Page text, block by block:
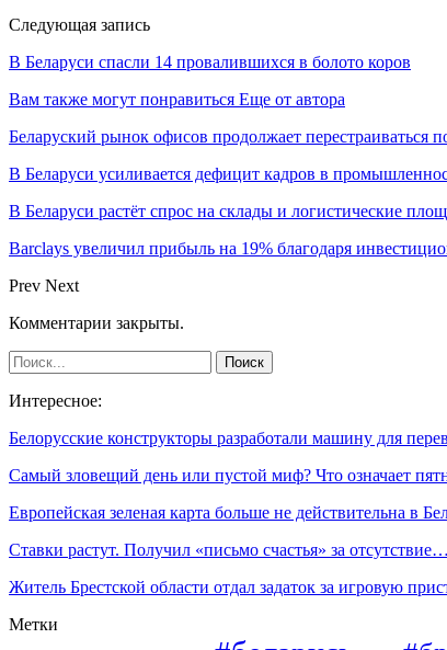
Следующая запись
В Беларуси спасли 14 провалившихся в болото коров
Вам также могут понравиться Еще от автора
Беларуский рынок офисов продолжает перестраиваться
В Беларуси усиливается дефицит кадров в
В Беларуси растёт спрос на склады и логистические
Barclays увеличил прибыль на 19% благодаря
Prev Next
Комментарии закрыты.
Интересное:
Белорусские конструкторы разработали машину для
Cамый зловещий день или пустой миф? Что означает
Европейская зеленая карта больше не действительна в
Ставки растут. Получил «письмо счастья» за отсутствие…
Житель Брестской области отдал задаток за игровую
Метки